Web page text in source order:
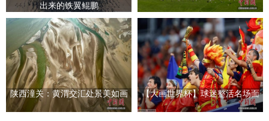
出来的铁翼鲲鹏
陕西潼关：黄渭交汇处景美如画 【大画世界杯】球迷整活名场面